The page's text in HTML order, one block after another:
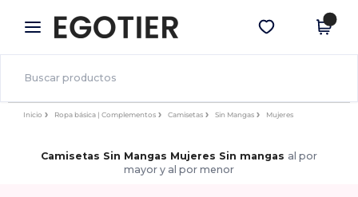
× App de Egotier
¡Mejores precios en app!
Descargar app
Inicio Ropa básica | Complementos Camisetas Sin Mangas Mujeres
Camisetas Sin Mangas Mujeres Sin mangas al por
mayor y al por menor